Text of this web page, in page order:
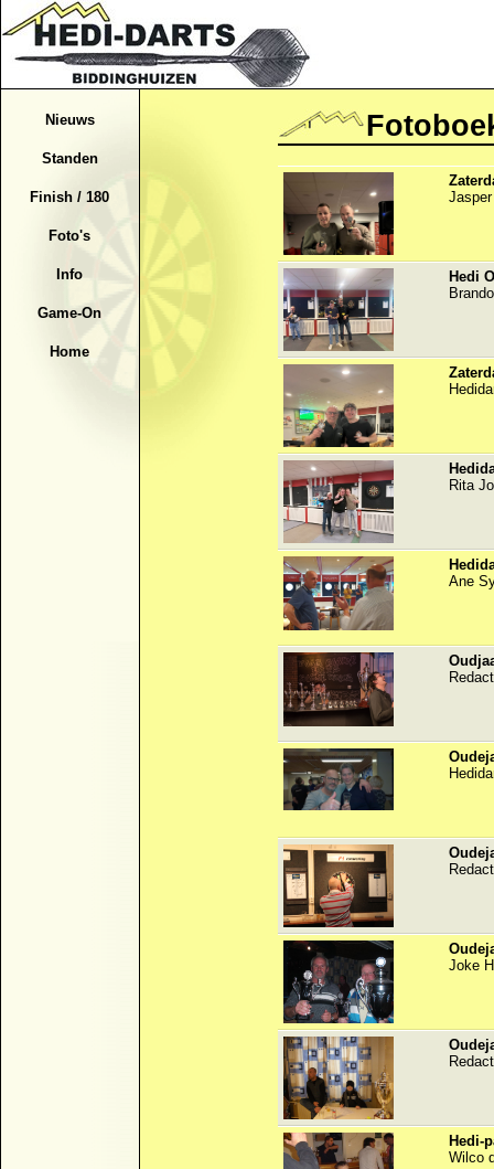
Nieuws
Standen
Finish / 180
Foto's
Info
Game-On
Home
Hedi
Rita
Ane
Joke
Hedi-
Wilco